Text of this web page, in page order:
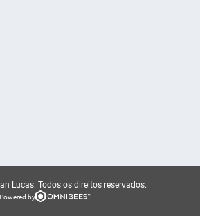
Lucas. Todos os direitos reservados.
Powered by